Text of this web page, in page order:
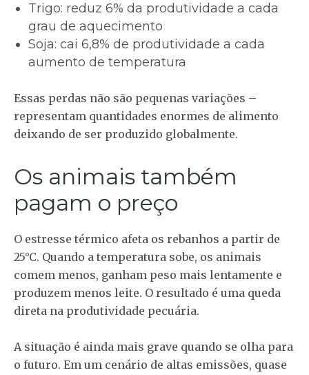
Trigo: reduz 6% da produtividade a cada
grau de aquecimento
Soja: cai 6,8% de produtividade a cada
aumento de temperatura
Essas perdas não são pequenas variações –
representam quantidades enormes de alimento
deixando de ser produzido globalmente.
Os animais também
pagam o preço
O estresse térmico afeta os rebanhos a partir de
25°C. Quando a temperatura sobe, os animais
comem menos, ganham peso mais lentamente e
produzem menos leite. O resultado é uma queda
direta na produtividade pecuária.
A situação é ainda mais grave quando se olha para
o futuro. Em um cenário de altas emissões, quase